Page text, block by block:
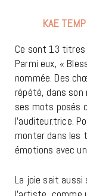
KAE
Ce sont 13
Parmi eux, «
nommée. Des
répété, dans
ses mots posés
l’auditeur.trice.
monter dans les
émotions avec
La joie sait aussi